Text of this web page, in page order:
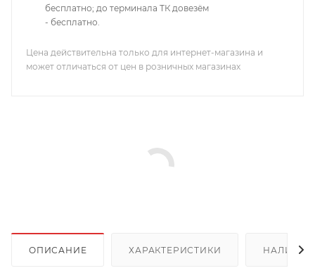
бесплатно; до терминала ТК довезём
- бесплатно.
Цена действительна только для интернет-магазина и
может отличаться от цен в розничных магазинах
ОПИСАНИЕ ХАРАКТЕРИСТИКИ НАЛИЧИЕ